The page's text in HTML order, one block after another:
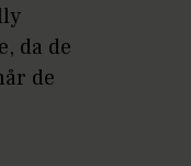
da de
de